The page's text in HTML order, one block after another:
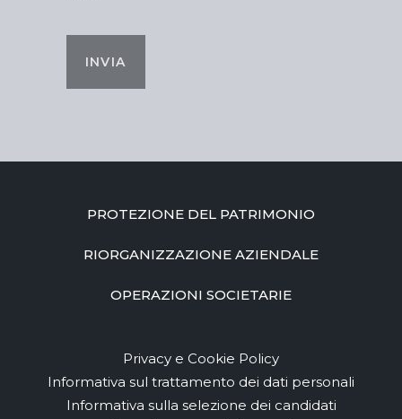
INVIA
PROTEZIONE DEL PATRIMONIO
RIORGANIZZAZIONE AZIENDALE
OPERAZIONI SOCIETARIE
Privacy e Cookie Policy
Informativa sul trattamento dei dati personali
Informativa sulla selezione dei candidati